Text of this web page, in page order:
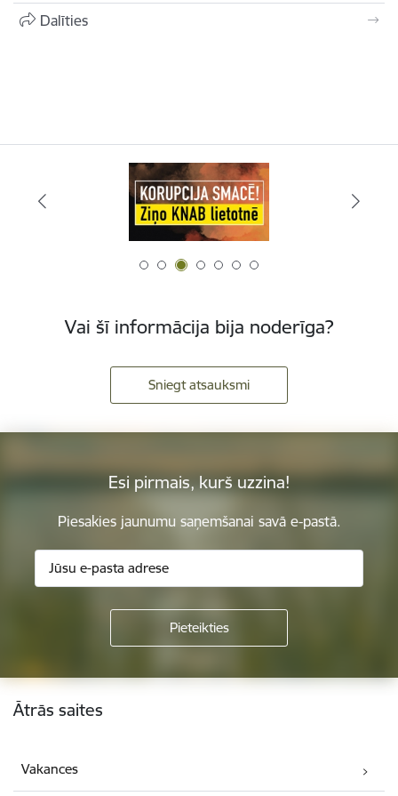
Dalīties
Vai šī informācija bija noderīga?
Sniegt atsauksmi
Esi pirmais, kurš uzzina!
Piesakies jaunumu saņemšanai savā e-pastā.
Kājene
Ātrās saites
Vakances